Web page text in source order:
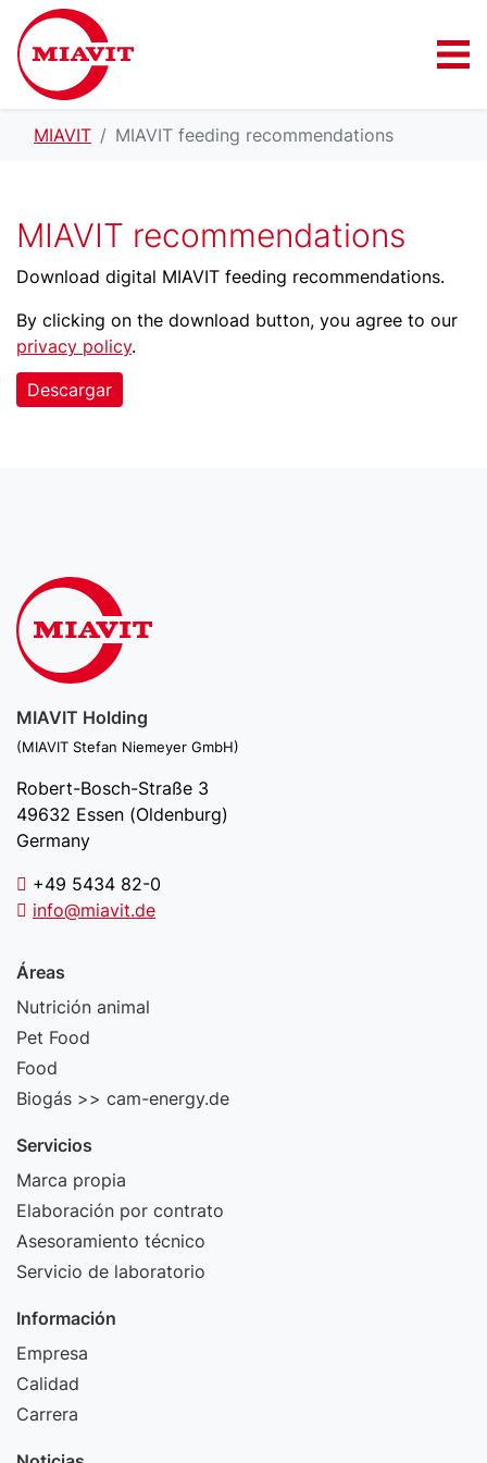
MIAVIT MIAVIT feeding recommendations
MIAVIT recommendations
Download digital MIAVIT feeding recommendations.
By clicking on the download button, you agree to our
privacy policy.
Descargar
MIAVIT Holding
(MIAVIT Stefan Niemeyer GmbH)
Robert-Bosch-Straße 3
49632 Essen (Oldenburg)
Germany
+49 5434 82-0
info@miavit.de
Áreas
Nutrición animal
Pet Food
Food
Biogás >> cam-energy.de
Servicios
Marca propia
Elaboración por contrato
Asesoramiento técnico
Servicio de laboratorio
Información
Empresa
Calidad
Carrera